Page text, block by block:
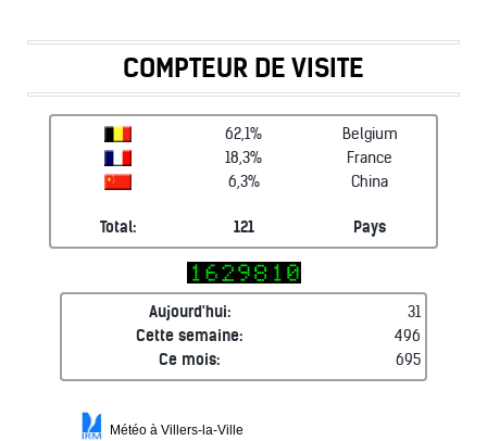
COMPTEUR DE VISITE
62,1%
Belgium
18,3%
France
6,3%
China
Total: 121 Pays
Aujourd'hui:
31
Cette semaine:
496
Ce mois:
695